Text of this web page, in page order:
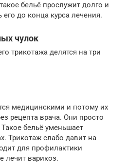
бельё прослужит долго и
до конца курса лечения.
чулок
трикотажа делятся на три
медицинскими и потому их
рецепта врача. Они просто
бельё уменьшает
Трикотаж слабо давит на
для профилактики
лечит варикоз.